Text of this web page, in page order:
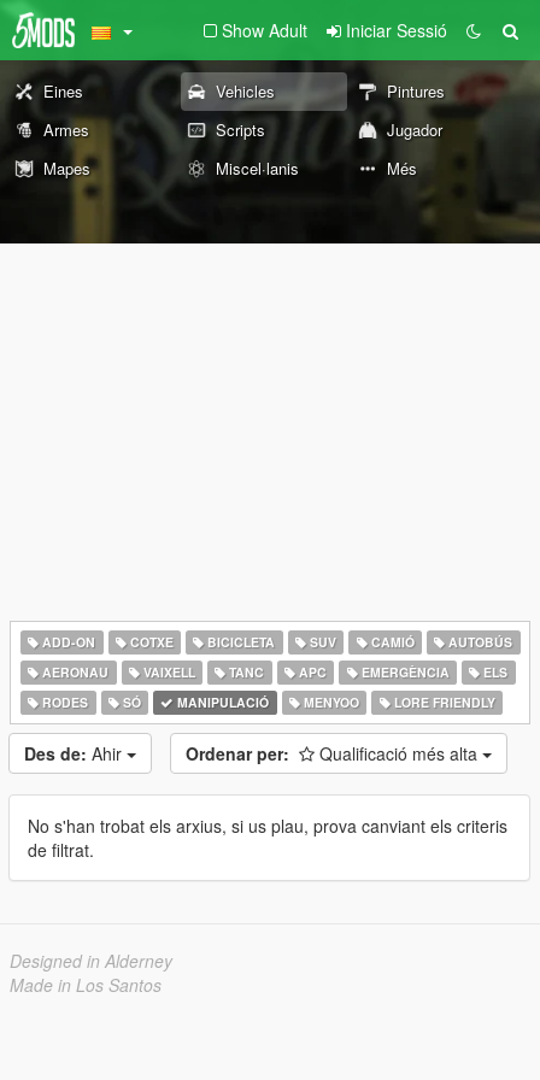
Show Adult Iniciar Sessió
Eines Vehicles
Pintures
Armes
Scripts
Jugador
Mapes
Miscel·lanis Més
ADD-ON COTXE BICICLETA SUV CAMIÓ
AUTOBÚS
AERONAU
VAIXELL TANC APC EMERGÈNCIA
ELS
RODES
SÓ MANIPULACIÓ MENYOO LORE FRIENDLY
Des de: Ahir Ordenar per: Qualificació més alta
No s'han trobat els arxius, si us plau, prova canviant els criteris
de filtrat.
Designed in Alderney
Made in Los Santos